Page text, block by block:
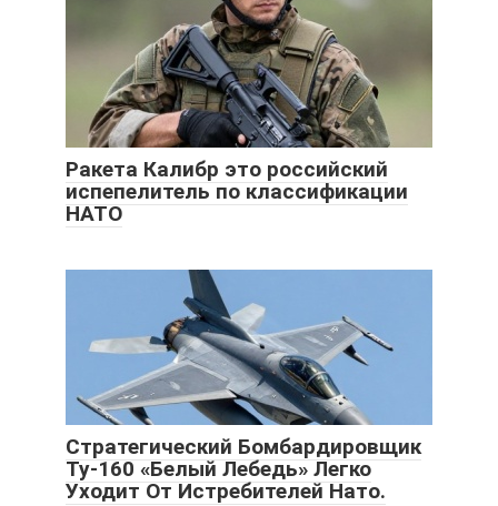
Ракета Калибр это российский
испепелитель по классификации
НАТО
Стратегический Бомбардировщик
Ту-160 «Белый Лебедь» Легко
Уходит От Истребителей Нато.